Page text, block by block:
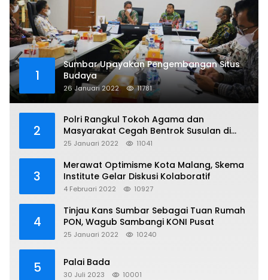
1
Sumbar Upayakan Pengembangan Situs
Budaya
26 Januari 2022 11781
2
Polri Rangkul Tokoh Agama dan
Masyarakat Cegah Bentrok Susulan di
Sorong
25 Januari 2022 11041
3
Merawat Optimisme Kota Malang, Skema
Institute Gelar Diskusi Kolaboratif
4 Februari 2022 10927
4
Tinjau Kans Sumbar Sebagai Tuan Rumah
PON, Wagub Sambangi KONI Pusat
25 Januari 2022 10240
5 Palai Bada
30 Juli 2023 10001